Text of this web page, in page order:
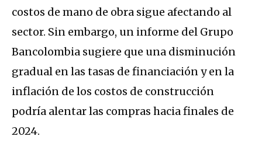
costos de mano de obra sigue afectando al
sector. Sin embargo, un informe del Grupo
Bancolombia sugiere que una disminución
gradual en las tasas de financiación y en la
inflación de los costos de construcción
podría alentar las compras hacia finales de
2024.